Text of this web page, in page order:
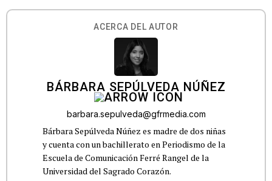
ACERCA DEL AUTOR
BÁRBARA SEPÚLVEDA NÚÑEZ
barbara.sepulveda@gfrmedia.com
Bárbara Sepúlveda Núñez es madre de dos niñas
y cuenta con un bachillerato en Periodismo de la
Escuela de Comunicación Ferré Rangel de la
Universidad del Sagrado Corazón.